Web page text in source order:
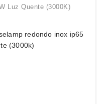
redondo inox ip65
(3000k)